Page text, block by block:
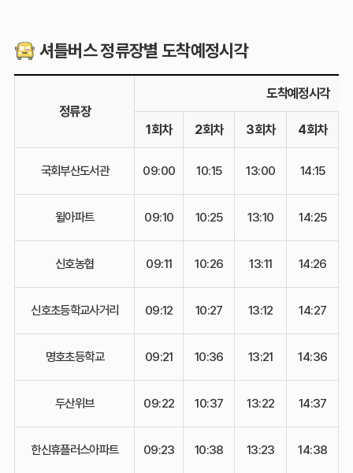
셔틀버스 정류장별 도착예정시각
정류장
도착예정시각
1회차 2회차 3회차 4회차
국회부산도서관 09:00 10:15 13:00 14:15
윌아파트 09:10 10:25 13:10 14:25
신호농협 09:11 10:26 13:11 14:26
신호초등학교사거리 09:12 10:27 13:12 14:27
명호초등학교 09:21 10:36 13:21 14:36
두산위브 09:22 10:37 13:22 14:37
한신휴플러스아파트 09:23 10:38 13:23 14:38